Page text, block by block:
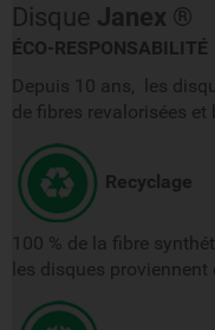
Disque Janex ®
ÉCO-RESPONSABILITÉ
Depuis 10 ans, les
de fibres revalorisées et
Recyclage
100 % de la fibre
les disques proviennent